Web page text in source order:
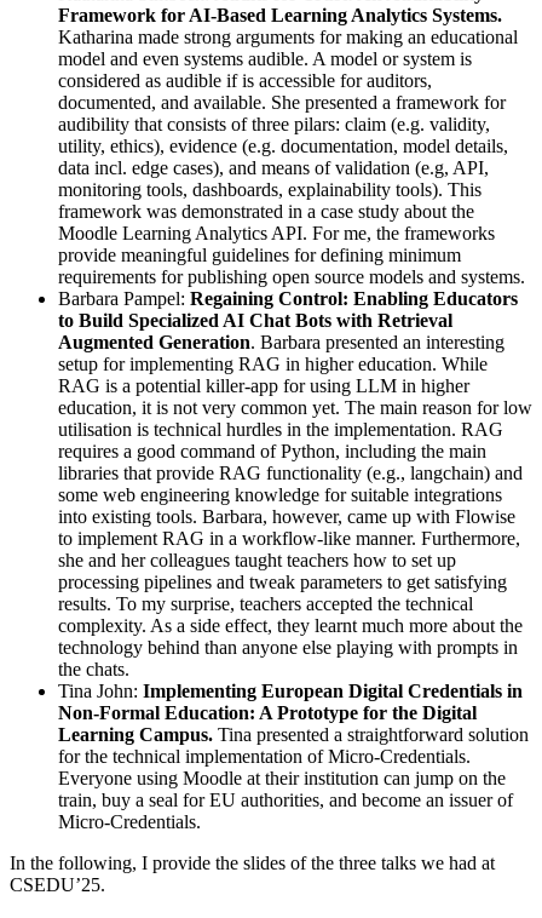
Framework for AI-Based Learning Analytics Systems.
Katharina made strong arguments for making an educational
model and even systems audible. A model or system is
considered as audible if is accessible for auditors,
documented, and available. She presented a framework for
audibility that consists of three pilars: claim (e.g. validity,
utility, ethics), evidence (e.g. documentation, model details,
data incl. edge cases), and means of validation (e.g, API,
monitoring tools, dashboards, explainability tools). This
framework was demonstrated in a case study about the
Moodle Learning Analytics API. For me, the frameworks
provide meaningful guidelines for defining minimum
requirements for publishing open source models and systems.
Barbara Pampel: Regaining Control: Enabling Educators
to Build Specialized AI Chat Bots with Retrieval
Augmented Generation. Barbara presented an interesting
setup for implementing RAG in higher education. While
RAG is a potential killer-app for using LLM in higher
education, it is not very common yet. The main reason for low
utilisation is technical hurdles in the implementation. RAG
requires a good command of Python, including the main
libraries that provide RAG functionality (e.g., langchain) and
some web engineering knowledge for suitable integrations
into existing tools. Barbara, however, came up with Flowise
to implement RAG in a workflow-like manner. Furthermore,
she and her colleagues taught teachers how to set up
processing pipelines and tweak parameters to get satisfying
results. To my surprise, teachers accepted the technical
complexity. As a side effect, they learnt much more about the
technology behind than anyone else playing with prompts in
the chats.
Tina John: Implementing European Digital Credentials in
Non-Formal Education: A Prototype for the Digital
Learning Campus. Tina presented a straightforward solution
for the technical implementation of Micro-Credentials.
Everyone using Moodle at their institution can jump on the
train, buy a seal for EU authorities, and become an issuer of
Micro-Credentials.
In the following, I provide the slides of the three talks we had at
CSEDU’25.